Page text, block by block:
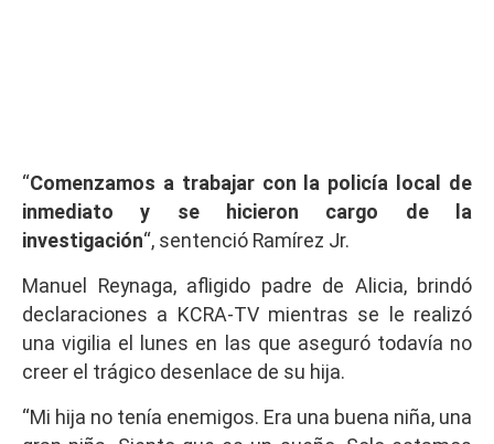
“Comenzamos a trabajar con la policía local de
inmediato y se hicieron cargo de la
investigación“, sentenció Ramírez Jr.
Manuel Reynaga, afligido padre de Alicia, brindó
declaraciones a KCRA-TV mientras se le realizó
una vigilia el lunes en las que aseguró todavía no
creer el trágico desenlace de su hija.
“Mi hija no tenía enemigos. Era una buena niña, una